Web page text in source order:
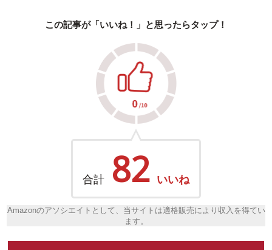
この記事が「いいね！」と思ったらタップ！
合計 82 いいね
Amazonのアソシエイトとして、当サイトは適格販売により収入を得てい
ます。